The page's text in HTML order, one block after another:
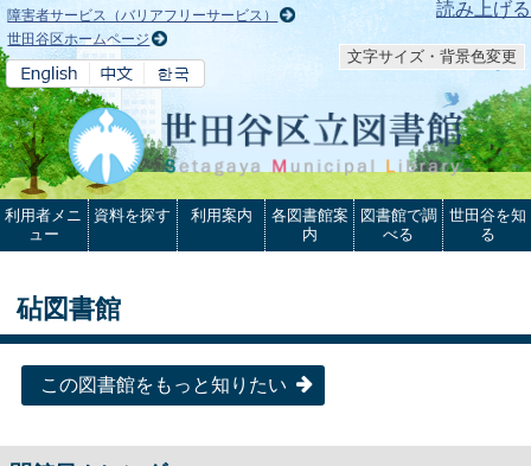
本文へ 読み上げる
障害者サービス（バリアフリーサービス）
世田谷区ホームページ
文字サイズ・背景色変更
利用者メニ
ュー
資料を探す 利用案内
各図書館案
内
図書館で調
べる
世田谷を知
る
砧図書館
この図書館をもっと知りたい